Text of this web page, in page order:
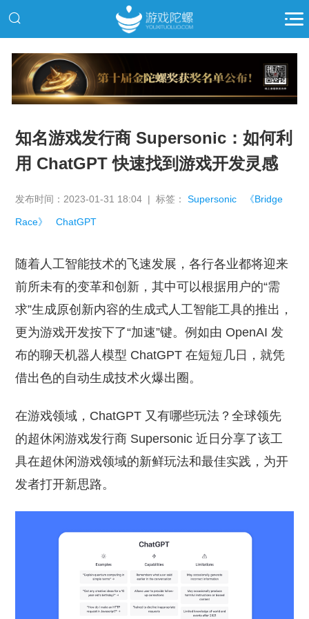
推广
知名游戏发行商 Supersonic：如何利
用 ChatGPT 快速找到游戏开发灵感
发布时间：2023-01-31 18:04 | 标签：Supersonic 《Bridge
Race》 ChatGPT
随着人工智能技术的飞速发展，各行各业都将迎来
前所未有的变革和创新，其中可以根据用户的“需
求”生成原创新内容的生成式人工智能工具的推出，
更为游戏开发按下了“加速”键。例如由 OpenAI 发
布的聊天机器人模型 ChatGPT 在短短几日，就凭
借出色的自动生成技术火爆出圈。
在游戏领域，ChatGPT 又有哪些玩法？全球领先
的超休闲游戏发行商 Supersonic 近日分享了该工
具在超休闲游戏领域的新鲜玩法和最佳实践，为开
发者打开新思路。